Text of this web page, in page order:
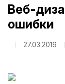
Веб-
ошибки
27.03.2019